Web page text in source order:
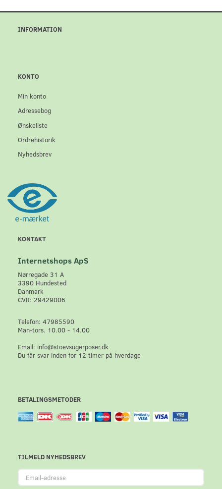
INFORMATION
KONTO
Min konto
Adressebog
Ønskeliste
Ordrehistorik
Nyhedsbrev
KONTAKT
Internetshops ApS
Nørregade 31 A
3390 Hundested
Danmark
CVR: 29429006
Telefon: 47985590
Man-tors. 10.00 - 14.00
Email: info@stoevsugerposer.dk
Du får svar inden for 12 timer på hverdage
BETALINGSMETODER
TILMELD NYHEDSBREV
Email-
adresse